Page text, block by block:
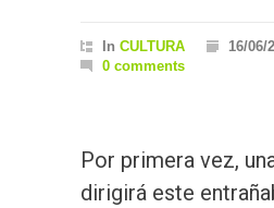
In CULTURA
16/06/
0 comments
Por primera vez,
dirigirá este